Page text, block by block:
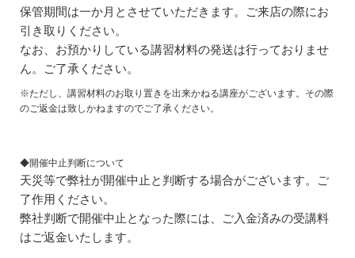
保管期間は一か月とさせていただきます。ご来店の際にお
引き取りください。
なお、お預かりしている講習材料の発送は行っておりませ
ん。ご了承ください。
※ただし、講習材料のお取り置きを出来かねる講座がございます。その際
のご返金は致しかねますのでご了承ください。
◆開催中止判断について
天災等で弊社が開催中止と判断する場合がございます。ご
了作用ください。
弊社判断で開催中止となった際には、ご入金済みの受講料
はご返金いたします。